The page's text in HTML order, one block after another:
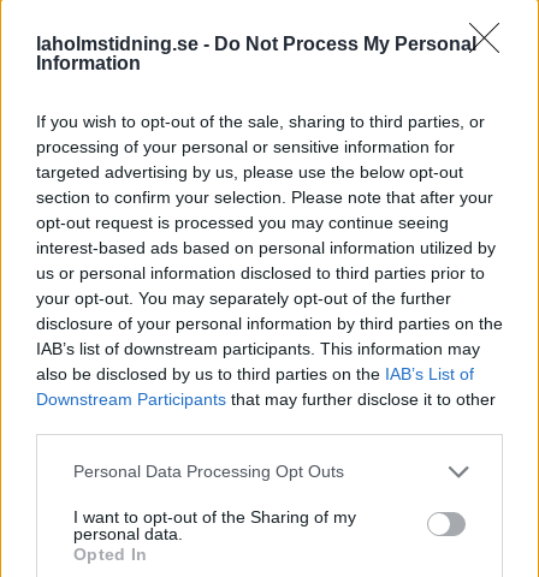
laholmstidning.se - Do Not Process My Personal
Information
If you wish to opt-out of the sale, sharing to third parties, or
processing of your personal or sensitive information for
targeted advertising by us, please use the below opt-out
section to confirm your selection. Please note that after your
opt-out request is processed you may continue seeing
interest-based ads based on personal information utilized by
us or personal information disclosed to third parties prior to
your opt-out. You may separately opt-out of the further
disclosure of your personal information by third parties on the
IAB’s list of downstream participants. This information may
also be disclosed by us to third parties on the IAB’s List of
Downstream Participants that may further disclose it to other
Personal Data Processing Opt Outs
I want to opt-out of the Sharing of my
personal data.
Opted In
NYHETER 2026-08-07 KL. 06:00
Louise lockade
Hylander till
Hasslöv: "Är
jättenöjd"
Solen-festivalen.
SPORT 2026-08-06 KL. 06:00
Från Australien till
Glänninge Park
Nu ska Nils hjälpa LFK att
klara kontraktet.